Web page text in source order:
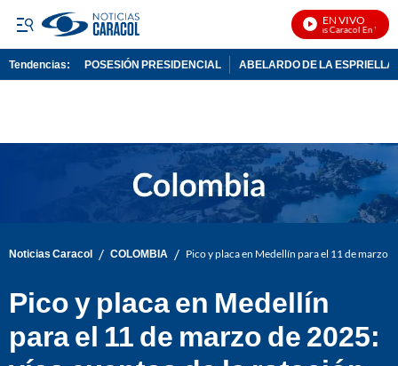
EN VIVO
Noticias Caracol En Vivo
Tendencias: POSESIÓN PRESIDENCIAL ABELARDO DE LA ESPRIELLA
Noticias Caracol / COLOMBIA / Pico y placa en Medellín para el 11 de marzo
Pico y placa en Medellín
para el 11 de marzo de 2025: